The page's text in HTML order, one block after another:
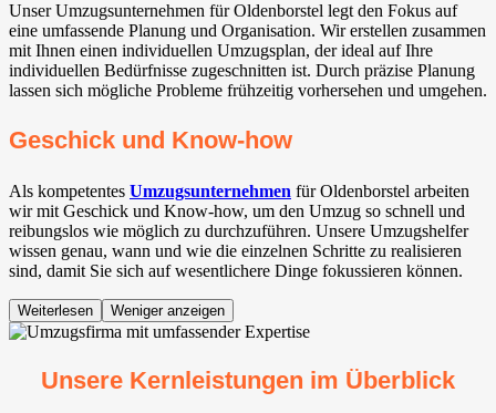
Unser Umzugsunternehmen für Oldenborstel legt den Fokus auf
eine umfassende Planung und Organisation. Wir erstellen zusammen
mit Ihnen einen individuellen Umzugsplan, der ideal auf Ihre
individuellen Bedürfnisse zugeschnitten ist. Durch präzise Planung
lassen sich mögliche Probleme frühzeitig vorhersehen und umgehen.
Geschick und Know-how
Als kompetentes Umzugsunternehmen für Oldenborstel arbeiten
wir mit Geschick und Know-how, um den Umzug so schnell und
reibungslos wie möglich zu durchzuführen. Unsere Umzugshelfer
wissen genau, wann und wie die einzelnen Schritte zu realisieren
sind, damit Sie sich auf wesentlichere Dinge fokussieren können.
Weiterlesen Weniger anzeigen
Unsere Kernleistungen im Überblick